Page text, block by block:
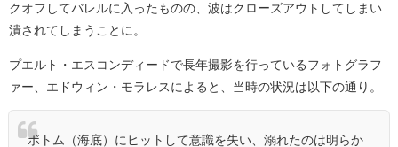
クオフしてバレルに入ったものの、波はクローズアウトしてしまい
潰されてしまうことに。
プエルト・エスコンディードで長年撮影を行っているフォトグラフ
ァー、エドウィン・モラレスによると、当時の状況は以下の通り。
ボトム（海底）にヒットして意識を失い、溺れたのは明らか